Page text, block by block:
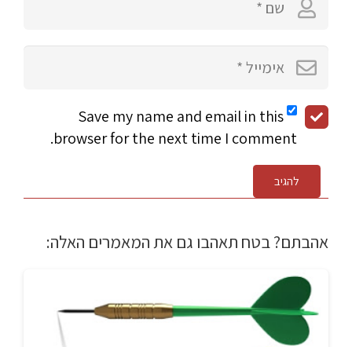
Save my name and email in this
browser for the next time I comment.
להגיב
אהבתם? בטח תאהבו גם את המאמרים האלה: